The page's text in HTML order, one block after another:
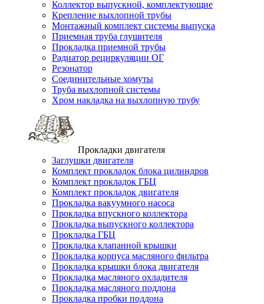
Коллектор выпускной, комплектующие
Крепление выхлопной трубы
Монтажный комплект системы выпуска
Приемная труба глушителя
Прокладка приемной трубы
Радиатор рециркуляции ОГ
Резонатор
Соединительные хомуты
Труба выхлопной системы
Хром накладка на выхлопную трубу
Прокладки двигателя
Заглушки двигателя
Комплект прокладок блока цилиндров
Комплект прокладок ГБЦ
Комплект прокладок двигателя
Прокладка вакуумного насоса
Прокладка впускного коллектора
Прокладка выпускного коллектора
Прокладка ГБЦ
Прокладка клапанной крышки
Прокладка корпуса масляного фильтра
Прокладка крышки блока двигателя
Прокладка масляного охладителя
Прокладка масляного поддона
Прокладка пробки поддона